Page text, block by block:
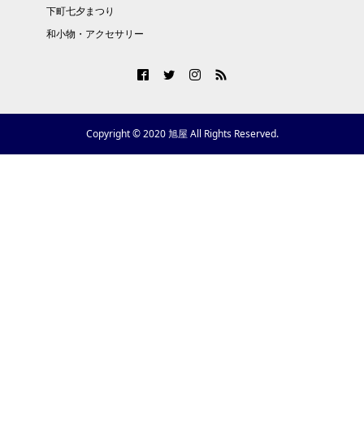
下町七夕まつり
和小物・アクセサリー
Copyright © 2020 旭屋 All Rights Reserved.